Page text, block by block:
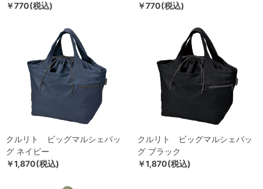
￥770(税込)
￥770(税込)
クルリト ビッグマルシェバッ
グ ネイビー
￥1,870(税込)
クルリト ビッグマルシェバッ
グ ブラック
￥1,870(税込)